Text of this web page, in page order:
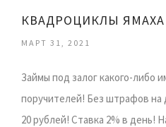
КВАДРОЦИКЛЫ ЯМАХА
МАРТ 31, 2021
Займы под залог какого-либо
поручителей! Без штрафов на
20 рублей! Ставка 2% в день!